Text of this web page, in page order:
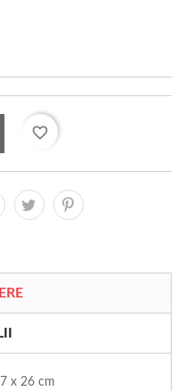
favorite_border
x 26 cm